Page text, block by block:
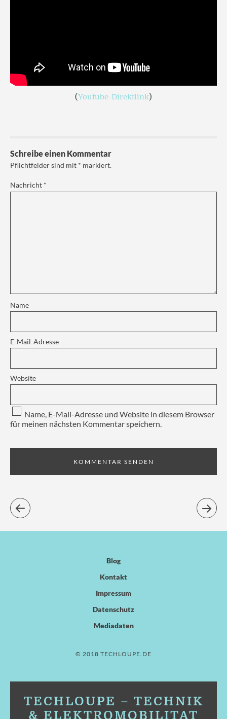
(Youtube-Direktlink)
Schreibe einen Kommentar
Pflichtfelder sind mit * markiert.
Nachricht *
Name
E-Mail-Adresse
Website
Name, E-Mail-Adresse und Website in diesem Browser
für meinen nächsten Kommentar speichern.
Blog
Kontakt
Impressum
Datenschutz
Mediadaten
© 2018 TECHLOUPE.DE
TECHLOUPE – TECHNIK
& ELEKTROMOBILITÄT